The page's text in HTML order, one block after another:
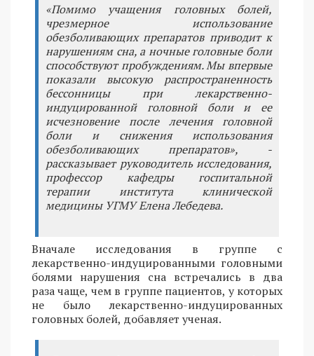
«Помимо учащения головных болей,
чрезмерное использование
обезболивающих препаратов приводит к
нарушениям сна, а ночные головные боли
способствуют пробуждениям. Мы впервые
показали высокую распространенность
бессонницы при лекарственно-
индуцированной головной боли и ее
исчезновение после лечения головной
боли и снижения использования
обезболивающих препаратов», -
рассказывает руководитель исследования,
профессор кафедры госпитальной
терапии института клинической
медицины УГМУ Елена Лебедева.
Вначале исследования в группе с
лекарственно-индуцированными головными
болями нарушения сна встречались в два
раза чаще, чем в группе пациентов, у которых
не было лекарственно-индуцированных
головных болей, добавляет ученая.